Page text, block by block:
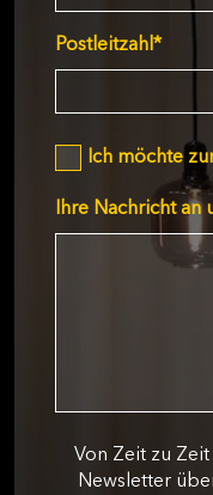
Postleitzahl *
Ich möchte
Ihre Nachricht an
Von Zeit zu
Newsletter